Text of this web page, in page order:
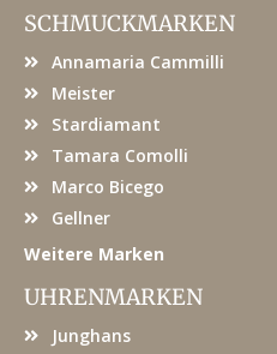
e
b
o
SCHMUCKMARKEN
Annamaria Cammilli
Meister
Stardiamant
Tamara Comolli
Marco Bicego
Gellner
Weitere Marken
UHRENMARKEN
Junghans